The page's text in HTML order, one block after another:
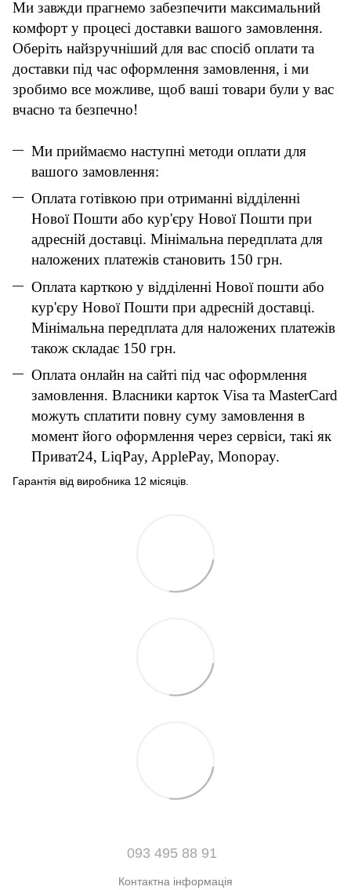
Ми завжди прагнемо забезпечити максимальний
комфорт у процесі доставки вашого замовлення.
Оберіть найзручніший для вас спосіб оплати та
доставки під час оформлення замовлення, і ми
зробимо все можливе, щоб ваші товари були у вас
вчасно та безпечно!
Ми приймаємо наступні методи оплати для
вашого замовлення:
Оплата готівкою при отриманні відділенні
Нової Пошти або кур'єру Нової Пошти при
адресній доставці. Мінімальна передплата для
наложених платежів становить 150 грн.
Оплата карткою у відділенні Нової пошти або
кур'єру Нової Пошти при адресній доставці.
Мінімальна передплата для наложених платежів
також складає 150 грн.
Оплата онлайн на сайті під час оформлення
замовлення. Власники карток Visa та MasterCard
можуть сплатити повну суму замовлення в
момент його оформлення через сервіси, такі як
Приват24, LiqPay, ApplePay, Monopay.
Гарантія від виробника 12 місяців.
093 495 88 91
Контактна інформація